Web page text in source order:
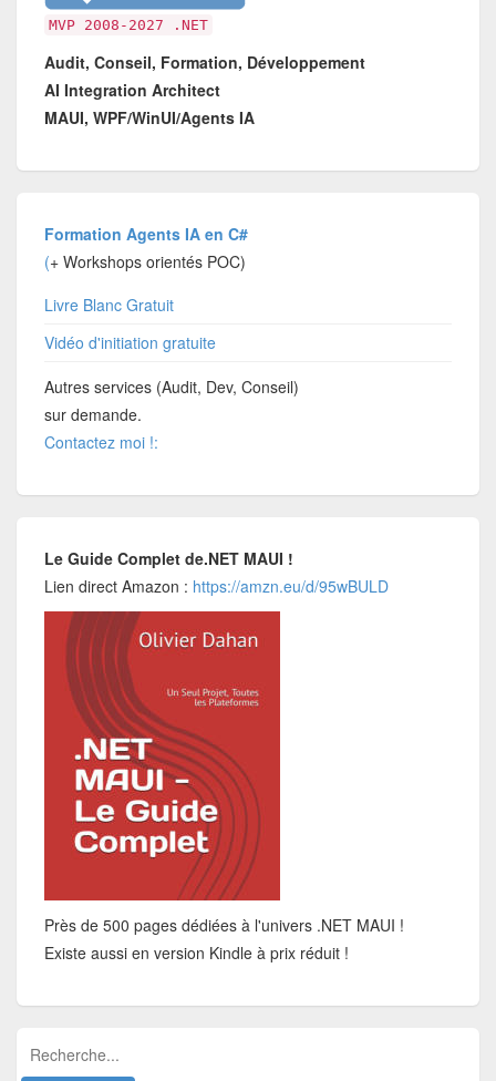
MVP 2008-2027 .NET
Audit, Conseil, Formation, Développement
AI Integration Architect
MAUI, WPF/WinUI/Agents IA
Formation Agents IA en C#
(+ Workshops orientés POC)
Livre Blanc Gratuit
Vidéo d'initiation gratuite
Autres services (Audit, Dev, Conseil)
sur demande.
Contactez moi !:
Le Guide Complet de.NET MAUI !
Lien direct Amazon : https://amzn.eu/d/95wBULD
Près de 500 pages dédiées à l'univers .NET MAUI !
Existe aussi en version Kindle à prix réduit !